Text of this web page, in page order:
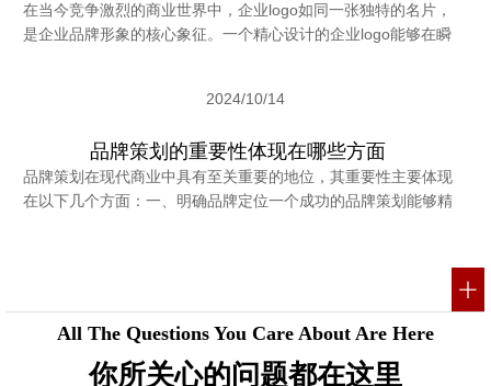
在当今竞争激烈的商业世界中，企业logo如同一张独特的名片，
是企业品牌形象的核心象征。一个精心设计的企业logo能够在瞬
2024/10/14
品牌策划的重要性体现在哪些方面
品牌策划在现代商业中具有至关重要的地位，其重要性主要体现
在以下几个方面：一、明确品牌定位一个成功的品牌策划能够精
All The Questions You Care About Are Here
你所关心的问题都在这里